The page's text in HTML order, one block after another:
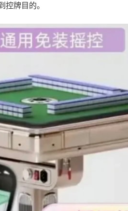
牌目的。